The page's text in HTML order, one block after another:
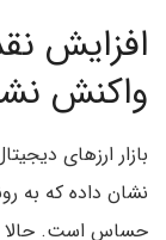
افزایش
واکنش
بازار ارزهای
نشان داده که به